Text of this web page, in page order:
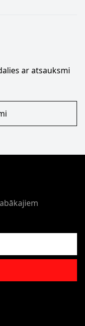
ar atsauksmi